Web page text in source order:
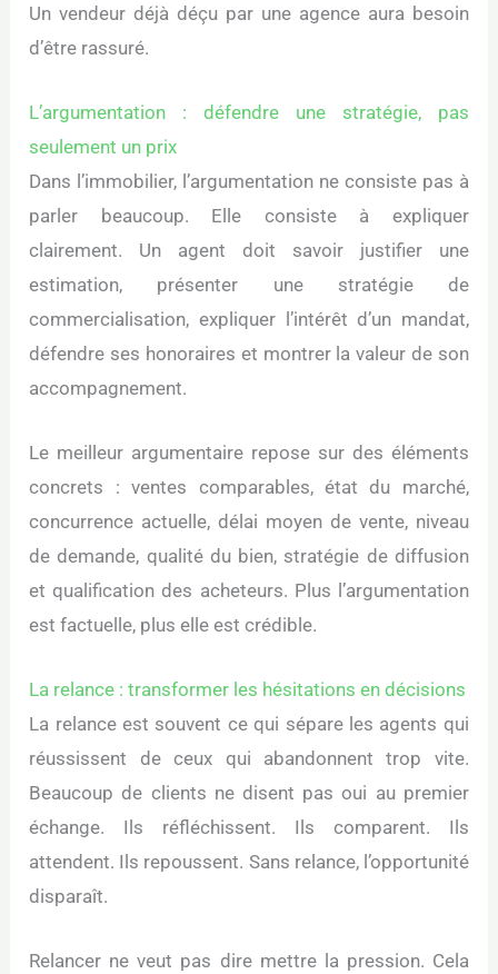
Un vendeur déjà déçu par une agence aura besoin
d’être rassuré.
L’argumentation : défendre une stratégie, pas
seulement un prix
Dans l’immobilier, l’argumentation ne consiste pas à
parler beaucoup. Elle consiste à expliquer
clairement. Un agent doit savoir justifier une
estimation, présenter une stratégie de
commercialisation, expliquer l’intérêt d’un mandat,
défendre ses honoraires et montrer la valeur de son
accompagnement.
Le meilleur argumentaire repose sur des éléments
concrets : ventes comparables, état du marché,
concurrence actuelle, délai moyen de vente, niveau
de demande, qualité du bien, stratégie de diffusion
et qualification des acheteurs. Plus l’argumentation
est factuelle, plus elle est crédible.
La relance : transformer les hésitations en décisions
La relance est souvent ce qui sépare les agents qui
réussissent de ceux qui abandonnent trop vite.
Beaucoup de clients ne disent pas oui au premier
échange. Ils réfléchissent. Ils comparent. Ils
attendent. Ils repoussent. Sans relance, l’opportunité
disparaît.
Relancer ne veut pas dire mettre la pression. Cela